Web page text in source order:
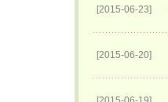
[2015-06-23]
[2015-06-20]